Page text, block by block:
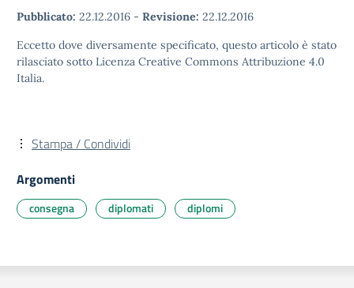
Pubblicato: 22.12.2016 - Revisione: 22.12.2016
Eccetto dove diversamente specificato, questo articolo è stato
rilasciato sotto Licenza Creative Commons Attribuzione 4.0
Italia.
Stampa / Condividi
Argomenti
consegna diplomati diplomi